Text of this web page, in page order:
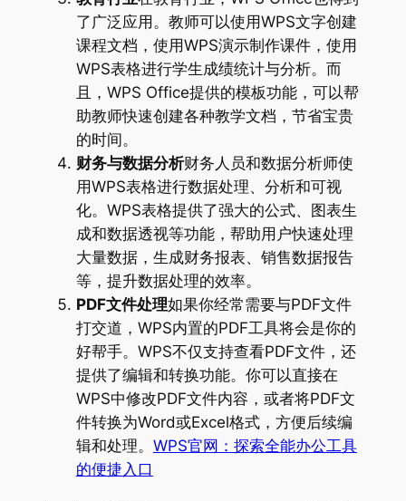
了广泛应用。教师可以使用WPS文字创建
课程文档，使用WPS演示制作课件，使用
WPS表格进行学生成绩统计与分析。而
且，WPS Office提供的模板功能，可以帮
助教师快速创建各种教学文档，节省宝贵
的时间。
财务与数据分析财务人员和数据分析师使
用WPS表格进行数据处理、分析和可视
化。WPS表格提供了强大的公式、图表生
成和数据透视等功能，帮助用户快速处理
大量数据，生成财务报表、销售数据报告
等，提升数据处理的效率。
PDF文件处理如果你经常需要与PDF文件
打交道，WPS内置的PDF工具将会是你的
好帮手。WPS不仅支持查看PDF文件，还
提供了编辑和转换功能。你可以直接在
WPS中修改PDF文件内容，或者将PDF文
件转换为Word或Excel格式，方便后续编
辑和处理。 WPS官网：探索全能办公工具
的便捷入口